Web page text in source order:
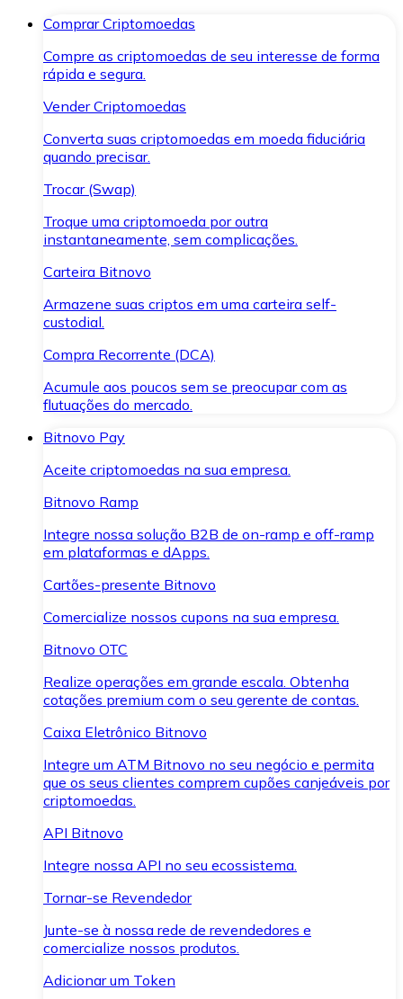
Comprar Criptomoedas
Compre as criptomoedas de seu interesse de forma
rápida e segura.
Vender Criptomoedas
Converta suas criptomoedas em moeda fiduciária
quando precisar.
Trocar (Swap)
Troque uma criptomoeda por outra
instantaneamente, sem complicações.
Carteira Bitnovo
Armazene suas criptos em uma carteira self-
custodial.
Compra Recorrente (DCA)
Acumule aos poucos sem se preocupar com as
flutuações do mercado.
Bitnovo Pay
Aceite criptomoedas na sua empresa.
Bitnovo Ramp
Integre nossa solução B2B de on-ramp e off-ramp
em plataformas e dApps.
Cartões-presente Bitnovo
Comercialize nossos cupons na sua empresa.
Bitnovo OTC
Realize operações em grande escala. Obtenha
cotações premium com o seu gerente de contas.
Caixa Eletrônico Bitnovo
Integre um ATM Bitnovo no seu negócio e permita
que os seus clientes comprem cupões canjeáveis por
criptomoedas.
API Bitnovo
Integre nossa API no seu ecossistema.
Tornar-se Revendedor
Junte-se à nossa rede de revendedores e
comercialize nossos produtos.
Adicionar um Token